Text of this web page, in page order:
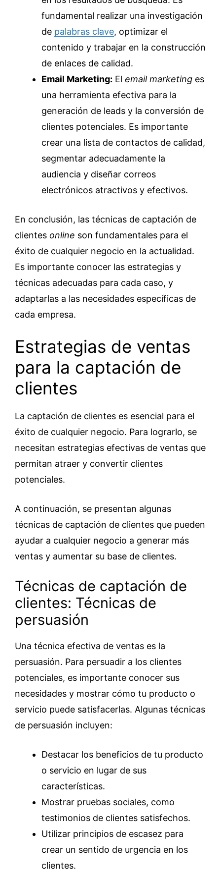
fundamental realizar una investigación
de palabras clave, optimizar el
contenido y trabajar en la construcción
de enlaces de calidad.
Email Marketing: El email marketing es
una herramienta efectiva para la
generación de leads y la conversión de
clientes potenciales. Es importante
crear una lista de contactos de calidad,
segmentar adecuadamente la
audiencia y diseñar correos
electrónicos atractivos y efectivos.
En conclusión, las técnicas de captación de
clientes online son fundamentales para el
éxito de cualquier negocio en la actualidad.
Es importante conocer las estrategias y
técnicas adecuadas para cada caso, y
adaptarlas a las necesidades específicas de
cada empresa.
Estrategias de ventas
para la captación de
clientes
La captación de clientes es esencial para el
éxito de cualquier negocio. Para lograrlo, se
necesitan estrategias efectivas de ventas que
permitan atraer y convertir clientes
potenciales.
A continuación, se presentan algunas
técnicas de captación de clientes que pueden
ayudar a cualquier negocio a generar más
ventas y aumentar su base de clientes.
Técnicas de captación de
clientes: Técnicas de
persuasión
Una técnica efectiva de ventas es la
persuasión. Para persuadir a los clientes
potenciales, es importante conocer sus
necesidades y mostrar cómo tu producto o
servicio puede satisfacerlas. Algunas técnicas
de persuasión incluyen:
Destacar los beneficios de tu producto
o servicio en lugar de sus
características.
Mostrar pruebas sociales, como
testimonios de clientes satisfechos.
Utilizar principios de escasez para
crear un sentido de urgencia en los
clientes.